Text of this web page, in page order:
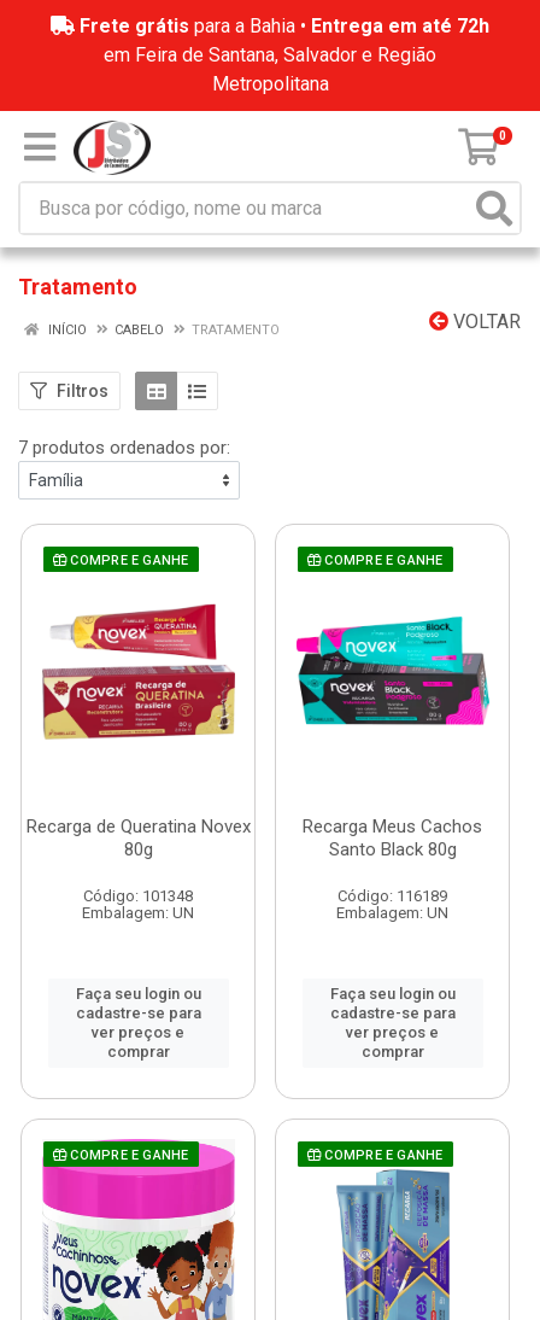
Frete grátis para a Bahia • Entrega em até 72h
em Feira de Santana, Salvador e Região
Metropolitana
0
Tratamento
VOLTAR
INÍCIO CABELO TRATAMENTO
Filtros
7 produtos ordenados por:
COMPRE E GANHE
Recarga de Queratina Novex
80g
Código: 101348
Embalagem: UN
Faça seu login ou
cadastre-se para
ver preços e
comprar
COMPRE E GANHE
Recarga Meus Cachos
Santo Black 80g
Código: 116189
Embalagem: UN
Faça seu login ou
cadastre-se para
ver preços e
comprar
COMPRE E GANHE COMPRE E GANHE